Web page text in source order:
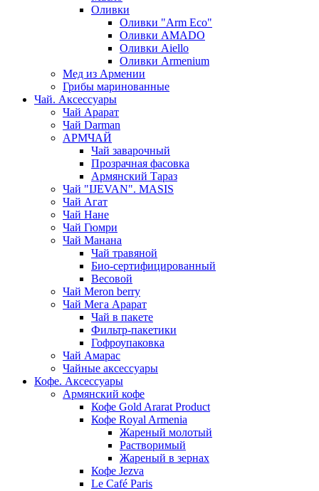
Оливки
Оливки "Arm Eco"
Оливки AMADO
Оливки Aiello
Оливки Armenium
Мед из Армении
Грибы маринованные
Чай. Аксессуары
Чай Арарат
Чай Darman
АРМЧАЙ
Чай заварочный
Прозрачная фасовка
Армянский Тараз
Чай "IJEVAN". MASIS
Чай Агат
Чай Нане
Чай Гюмри
Чай Манана
Чай травяной
Био-сертифицированный
Весовой
Чай Meron berry
Чай Мега Арарат
Чай в пакете
Фильтр-пакетики
Гофроупаковка
Чай Амарас
Чайные аксессуары
Кофе. Аксессуары
Армянский кофе
Кофе Gold Ararat Product
Кофе Royal Armenia
Жареный молотый
Растворимый
Жареный в зернах
Кофе Jezva
Le Café Paris